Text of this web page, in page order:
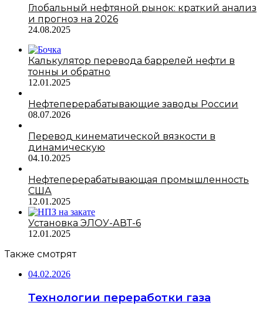
Глобальный нефтяной рынок: краткий анализ
и прогноз на 2026
24.08.2025
Калькулятор перевода баррелей нефти в
тонны и обратно
12.01.2025
Нефтеперерабатывающие заводы России
08.07.2026
Перевод кинематической вязкости в
динамическую
04.10.2025
Нефтеперерабатывающая промышленность
США
12.01.2025
Установка ЭЛОУ-АВТ-6
12.01.2025
Также смотрят
04.02.2026
Технологии переработки газа